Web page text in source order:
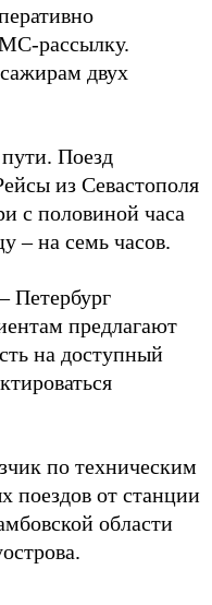
рассылку.
двух
Поезд
из Севастополя
с половиной часа
– на семь часов.
Петербург
предлагают
на доступный
по техническим
поездов от станции
области